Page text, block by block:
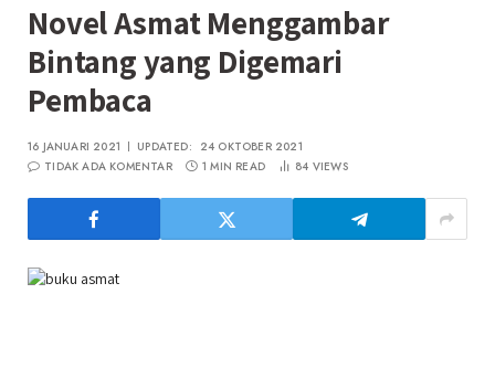
Novel Asmat Menggambar
Bintang yang Digemari
Pembaca
16 JANUARI 2021 UPDATED: 24 OKTOBER 2021
TIDAK ADA KOMENTAR
1 MIN READ 84 VIEWS